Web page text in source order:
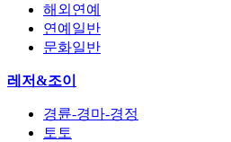
해외연예
연예일반
문화일반
레저&조이
경륜-경마-경정
토토